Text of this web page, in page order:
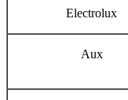
Electrolux
Aux